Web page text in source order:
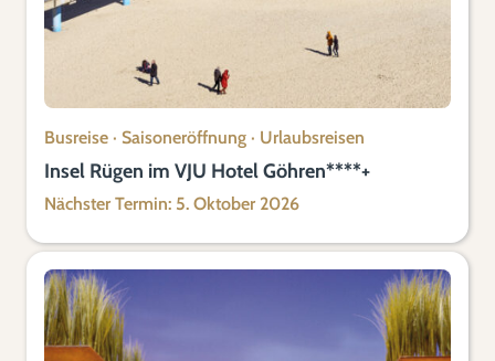
Busreise · Saisoneröffnung · Urlaubsreisen
Insel Rügen im VJU Hotel Göhren****+
Nächster Termin: 5. Oktober 2026